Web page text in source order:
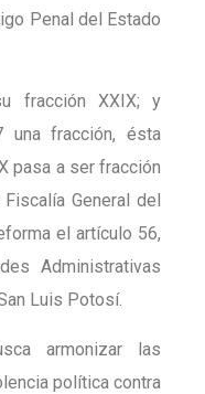
Penal del Estado
fracción XXIX; y
una fracción, ésta
pasa a ser fracción
General del
el artículo 56,
Administrativas
Luis Potosí.
armonizar las
política contra